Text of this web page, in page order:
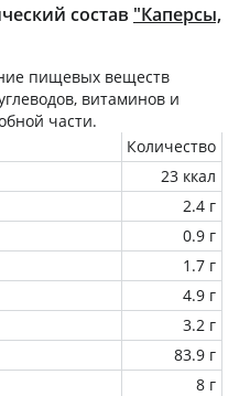
состав "Каперсы,
пищевых веществ
витаминов и
части.
Количество
23 ккал
2.4 г
0.9 г
1.7 г
4.9 г
3.2 г
83.9 г
8 г